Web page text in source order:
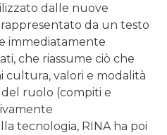
dalle nuove
da un testo
immediatamente
che riassume ciò che
cultura, valori e modalità
ruolo (compiti e
tecnologia, RINA ha poi